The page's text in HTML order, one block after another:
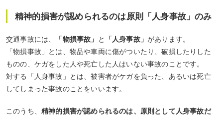
精神的損害が認められるのは原則「人身事故」のみ
交通事故には、 「物損事故」 と 「人身事故」があります。
「物損事故」とは、物品や車両に傷がついたり、破損したりした
ものの、ケガをした人や死亡した人はいない事故のことです。
対する「人身事故」とは、被害者がケガを負った、あるいは死亡
してしまった事故のことをいいます。
このうち、 精神的損害が認められるのは、原則として人身事故だ